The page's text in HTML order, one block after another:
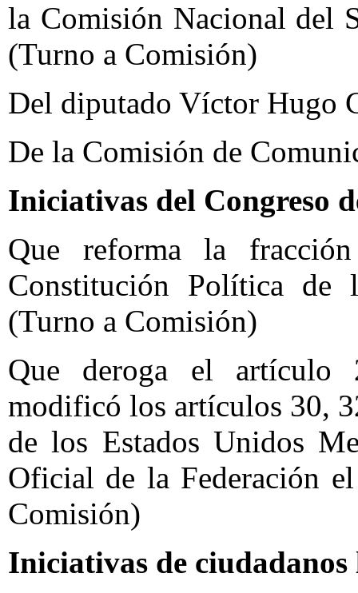
la Comisión Nacional del
(Turno a Comisión)
Del diputado Víctor Hugo
De la Comisión de
Iniciativas del Congreso
Que reforma la
Constitución Política de
(Turno a Comisión)
Que deroga el artículo
modificó los artículos 30,
de los Estados Unidos
Oficial de la Federación
Comisión)
Iniciativas de ciudadanos